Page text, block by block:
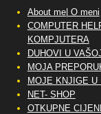
About me| O meni
COMPUTER
KOMPJUTERA
DUHOVI U
MOJA
MOJE KNJIGE U
NET- SHOP
OTKUPNE